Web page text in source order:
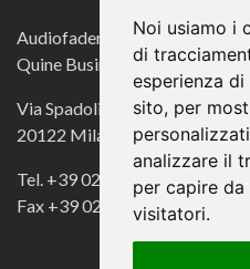
Noi usiamo i
di
esperienza
sito, per
analizzare il
per capire
visitatori.
Audiofader.com
Quine Business Publisher
Via Spadolini 7
20122 Milano
Tel. +39 02 49756990
Fax +39 02 72016740